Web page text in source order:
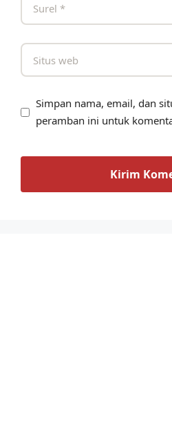
Simpan nama, email, dan
peramban ini untuk